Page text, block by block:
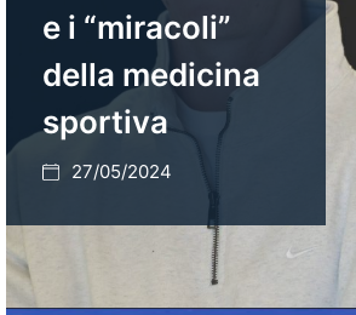
e i “miracoli”
della medicina
sportiva
27/05/2024